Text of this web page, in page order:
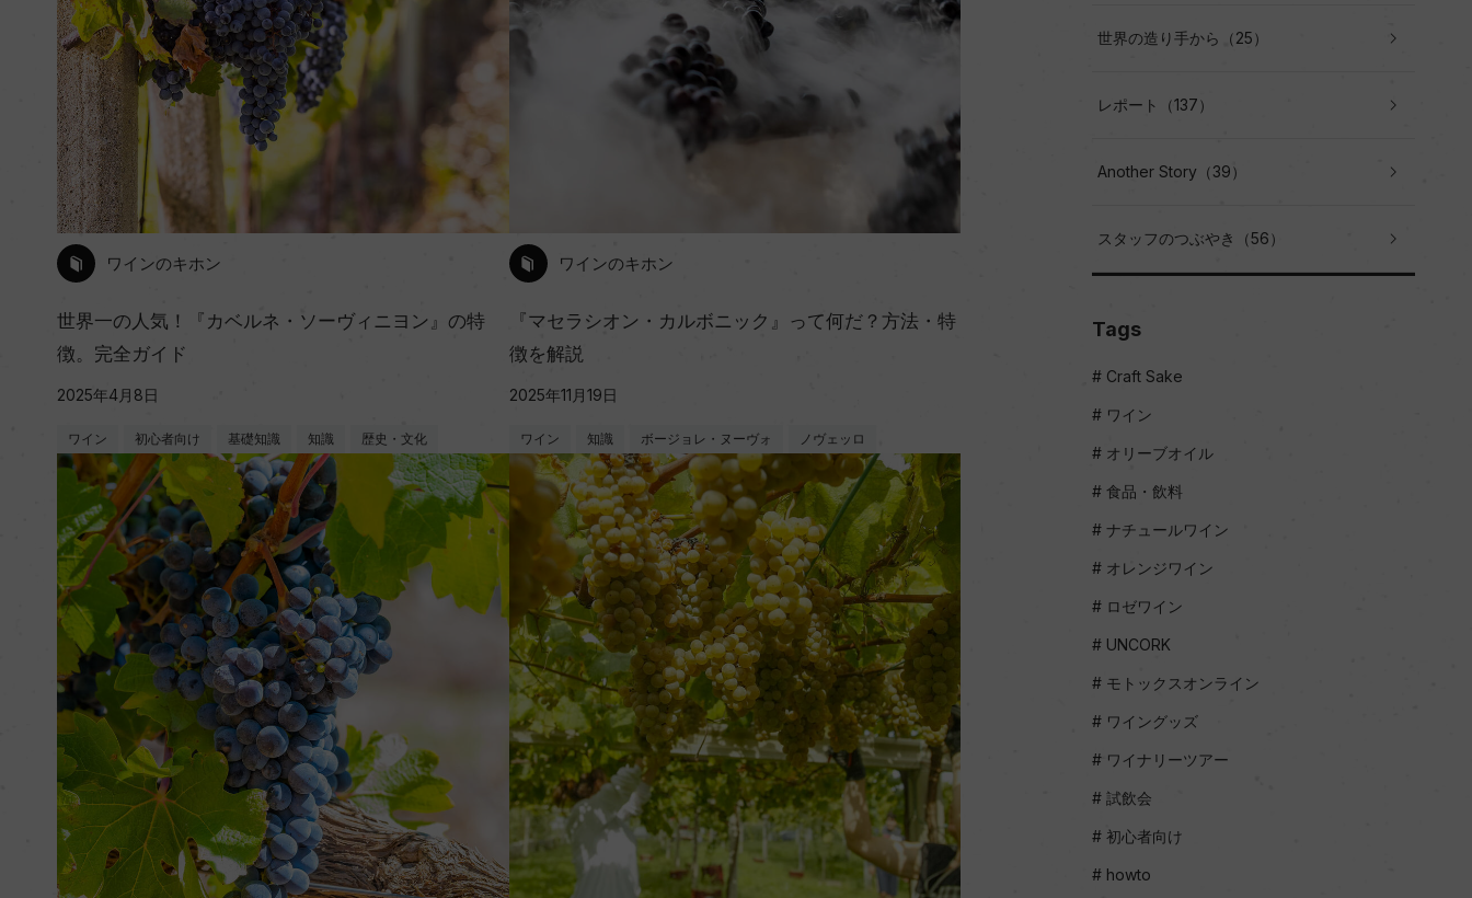
ワインのキホン
世界一の人気！『カベルネ・ソーヴィニヨン』の特
徴。完全ガイド
2025年4月8日
ワイン 初心者向け 基礎知識 知識 歴史・文化
ワインのキホン
『マセラシオン・カルボニック』って何だ？方法・特
徴を解説
2025年11月19日
ワイン 知識 ボージョレ・ヌーヴォ ノヴェッロ
世界の造り手から（25）
レポート（137）
Another Story（39）
スタッフのつぶやき（56）
Tags
Craft Sake
ワイン
オリーブオイル
食品・飲料
ナチュールワイン
オレンジワイン
ロゼワイン
UNCORK
モトックスオンライン
ワイングッズ
ワイナリーツアー
試飲会
初心者向け
howto